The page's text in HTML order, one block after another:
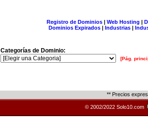
Registro de Dominios| Web Hosting |
Dominios Expirados | Industrias |
Categorías de Dominio:
[Pág.
** Precios
© 2002/2022 Solo10.com